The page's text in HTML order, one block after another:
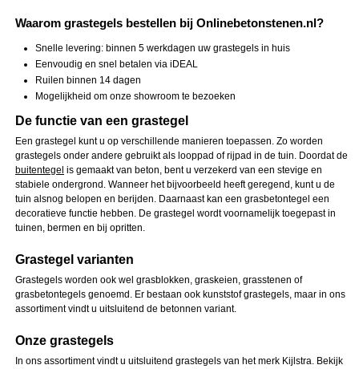
Waarom grastegels bestellen bij Onlinebetonstenen.nl?
Snelle levering: binnen 5 werkdagen uw grastegels in huis
Eenvoudig en snel betalen via iDEAL
Ruilen binnen 14 dagen
Mogelijkheid om onze showroom te bezoeken
De functie van een grastegel
Een grastegel kunt u op verschillende manieren toepassen. Zo worden
grastegels onder andere gebruikt als looppad of rijpad in de tuin. Doordat de
buitentegel is gemaakt van beton, bent u verzekerd van een stevige en
stabiele ondergrond. Wanneer het bijvoorbeeld heeft geregend, kunt u de
tuin alsnog belopen en berijden. Daarnaast kan een grasbetontegel een
decoratieve functie hebben. De grastegel wordt voornamelijk toegepast in
tuinen, bermen en bij opritten.
Grastegel varianten
Grastegels worden ook wel grasblokken, graskeien, grasstenen of
grasbetontegels genoemd. Er bestaan ook kunststof grastegels, maar in ons
assortiment vindt u uitsluitend de betonnen variant.
Onze grastegels
In ons assortiment vindt u uitsluitend grastegels van het merk Kijlstra. Bekijk